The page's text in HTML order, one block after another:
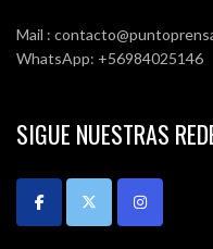
Mail :
WhatsApp: +56984025146
SIGUE NUESTRAS